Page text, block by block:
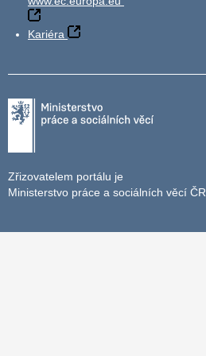
Kariéra
Zřizovatelem portálu je
Ministerstvo práce a sociálních věcí ČR